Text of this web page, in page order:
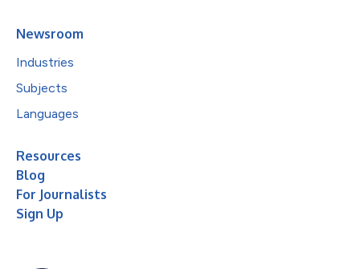
Newsroom
Industries
Subjects
Languages
Resources
Blog
For Journalists
Sign Up